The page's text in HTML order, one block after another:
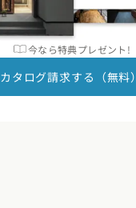
今なら特典プレゼント!
カタログ請求する（無料）